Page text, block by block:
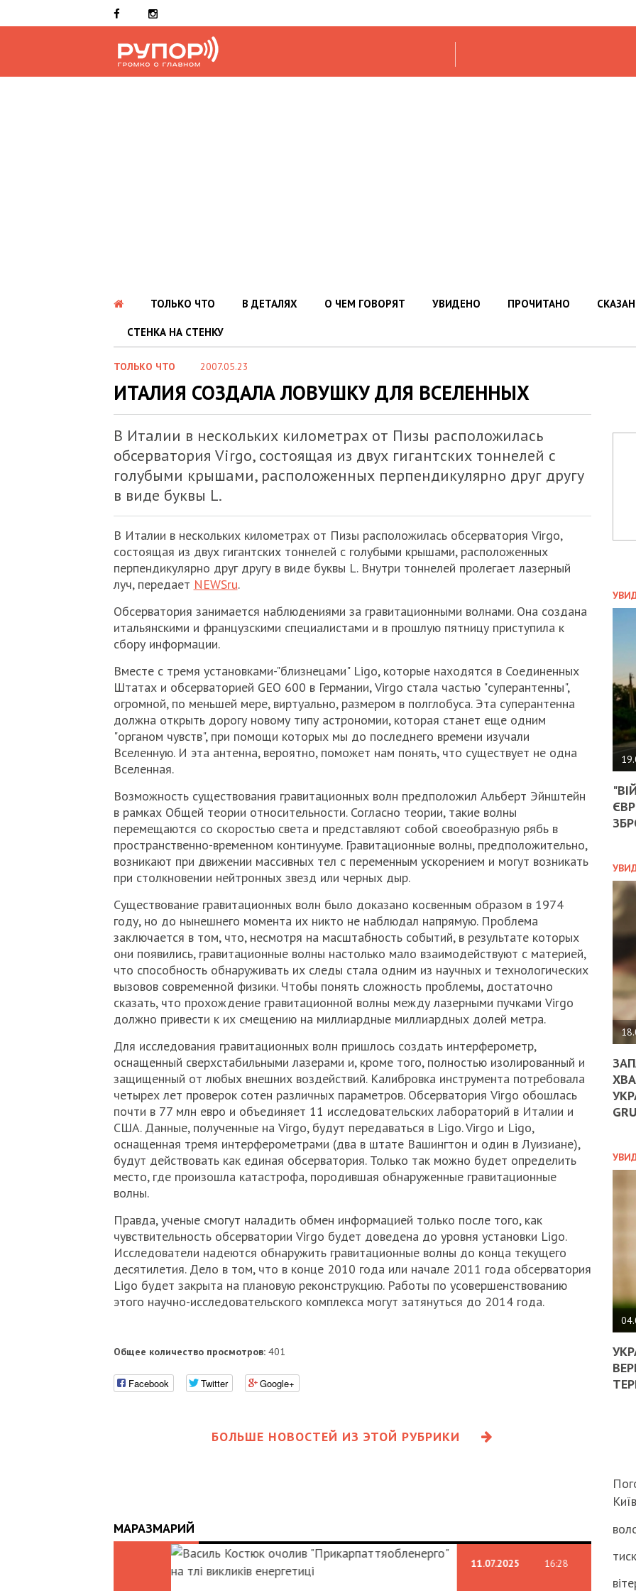
ТОЛЬКО ЧТО В ДЕТАЛЯХ О ЧЕМ ГОВОРЯТ УВИДЕНО ПРОЧИТАНО
СТЕНКА НА СТЕНКУ
ТОЛЬКО ЧТО 2007.05.23
ИТАЛИЯ СОЗДАЛА ЛОВУШКУ ДЛЯ ВСЕЛЕННЫХ
В Италии в нескольких километрах от Пизы расположилась
обсерватория Virgo, состоящая из двух гигантских тоннелей с
голубыми крышами, расположенных перпендикулярно друг другу
в виде буквы L.
В Италии в нескольких километрах от Пизы расположилась обсерватория Virgo,
состоящая из двух гигантских тоннелей с голубыми крышами, расположенных
перпендикулярно друг другу в виде буквы L. Внутри тоннелей пролегает лазерный
луч, передает NEWSru.
Обсерватория занимается наблюдениями за гравитационными волнами. Она создана
итальянскими и французскими специалистами и в прошлую пятницу приступила к
сбору информации.
Вместе с тремя установками-"близнецами" Ligo, которые находятся в Соединенных
Штатах и обсерваторией GEO 600 в Германии, Virgo стала частью "суперантенны",
огромной, по меньшей мере, виртуально, размером в полглобуса. Эта суперантенна
должна открыть дорогу новому типу астрономии, которая станет еще одним
"органом чувств", при помощи которых мы до последнего времени изучали
Вселенную. И эта антенна, вероятно, поможет нам понять, что существует не одна
Вселенная.
Возможность существования гравитационных волн предположил Альберт Эйнштейн
в рамках Общей теории относительности. Согласно теории, такие волны
перемещаются со скоростью света и представляют собой своеобразную рябь в
пространственно-временном континууме. Гравитационные волны, предположительно,
возникают при движении массивных тел с переменным ускорением и могут возникать
при столкновении нейтронных звезд или черных дыр.
Существование гравитационных волн было доказано косвенным образом в 1974
году, но до нынешнего момента их никто не наблюдал напрямую. Проблема
заключается в том, что, несмотря на масштабность событий, в результате которых
они появились, гравитационные волны настолько мало взаимодействуют с материей,
что способность обнаруживать их следы стала одним из научных и технологических
вызовов современной физики. Чтобы понять сложность проблемы, достаточно
сказать, что прохождение гравитационной волны между лазерными пучками Virgo
должно привести к их смещению на миллиардные миллиардных долей метра.
Для исследования гравитационных волн пришлось создать интерферометр,
оснащенный сверхстабильными лазерами и, кроме того, полностью изолированный и
защищенный от любых внешних воздействий. Калибровка инструмента потребовала
четырех лет проверок сотен различных параметров. Обсерватория Virgo обошлась
почти в 77 млн евро и объединяет 11 исследовательских лабораторий в Италии и
США. Данные, полученные на Virgo, будут передаваться в Ligo. Virgo и Ligo,
оснащенная тремя интерферометрами (два в штате Вашингтон и один в Луизиане),
будут действовать как единая обсерватория. Только так можно будет определить
место, где произошла катастрофа, породившая обнаруженные гравитационные
волны.
Правда, ученые смогут наладить обмен информацией только после того, как
чувствительность обсерватории Virgo будет доведена до уровня установки Ligo.
Исследователи надеются обнаружить гравитационные волны до конца текущего
десятилетия. Дело в том, что в конце 2010 года или начале 2011 года обсерватория
Ligo будет закрыта на плановую реконструкцию. Работы по усовершенствованию
этого научно-исследовательского комплекса могут затянуться до 2014 года.
Общее количество просмотров:401
Facebook Twitter Google+
БОЛЬШЕ НОВОСТЕЙ ИЗ ЭТОЙ РУБРИКИ
МАРАЗМАРИЙ
11.07.2025 16:28
НА
ДО
ЄС
-
НА
Київ